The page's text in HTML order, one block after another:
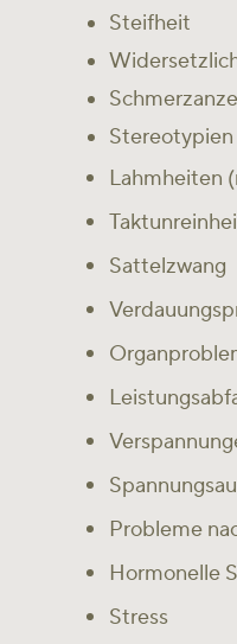
Steifheit
Stereotypien
Lahmheiten
Sattelzwang
Probleme
Hormonelle
Stress